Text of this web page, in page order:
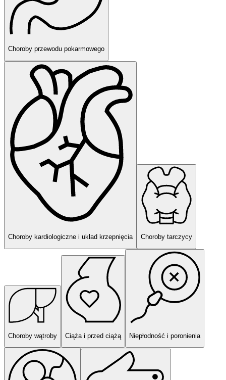
Choroby przewodu pokarmowego
Choroby kardiologiczne i układ krzepnięcia Choroby tarczycy
Choroby wątroby Ciąża i przed ciążą Niepłodność i poronienia